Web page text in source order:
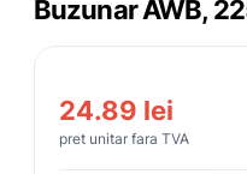
Buzunar AWB,
24.89 lei
pret unitar fara TVA